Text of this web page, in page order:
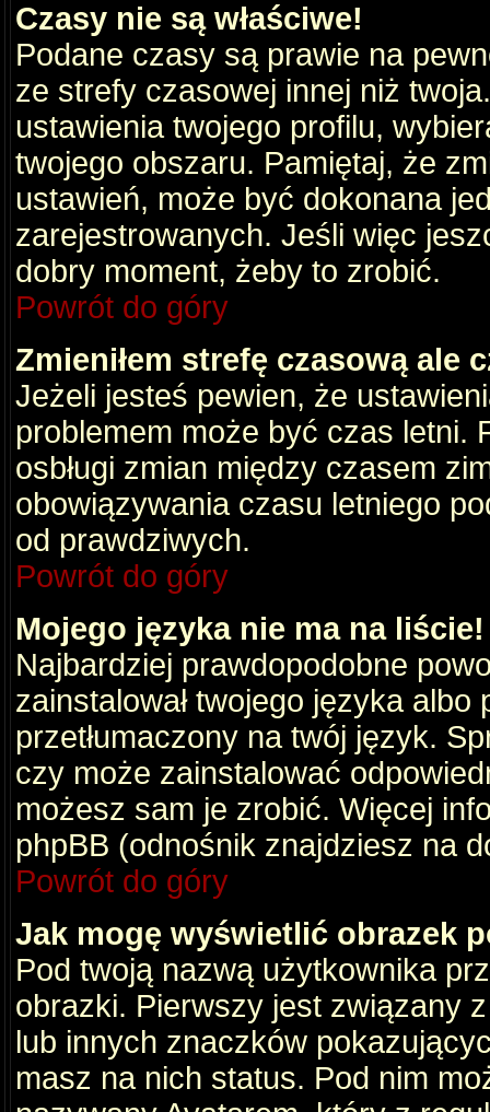
Czasy nie są właściwe!
Podane czasy są prawie na
ze strefy czasowej innej niż
ustawienia twojego profilu,
twojego obszaru. Pamiętaj, że
ustawień, może być dokonana
zarejestrowanych. Jeśli więc
dobry moment, żeby to zrobić.
Powrót do góry
Zmieniłem strefę czasową ale
Jeżeli jesteś pewien, że
problemem może być czas letni.
osbługi zmian między czasem
obowiązywania czasu letniego
od prawdziwych.
Powrót do góry
Mojego języka nie ma na liście!
Najbardziej prawdopodobne
zainstalował twojego języka albo
przetłumaczony na twój język.
czy może zainstalować
możesz sam je zrobić. Więcej
phpBB (odnośnik znajdziesz na
Powrót do góry
Jak mogę wyświetlić obrazek
Pod twoją nazwą użytkownika
obrazki. Pierwszy jest związany
lub innych znaczków
masz na nich status. Pod nim